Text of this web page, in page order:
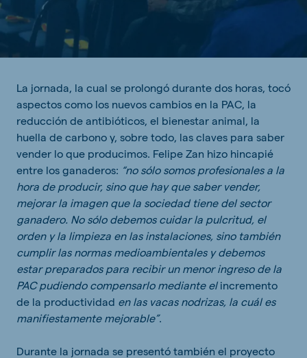
La jornada, la cual se prolongó durante dos horas, tocó
aspectos como los nuevos cambios en la PAC, la
reducción de antibióticos, el bienestar animal, la
huella de carbono y, sobre todo, las claves para saber
vender lo que producimos. Felipe Zan hizo hincapié
entre los ganaderos: “no sólo somos profesionales a la
hora de producir, sino que hay que saber vender,
mejorar la imagen que la sociedad tiene del sector
ganadero. No sólo debemos cuidar la pulcritud, el
orden y la limpieza en las instalaciones, sino también
cumplir las normas medioambientales y debemos
estar preparados para recibir un menor ingreso de la
PAC pudiendo compensarlo mediante elincremento
de la productividad en las vacas nodrizas, la cuál es
manifiestamente mejorable”.
Durante la jornada se presentó también el proyecto